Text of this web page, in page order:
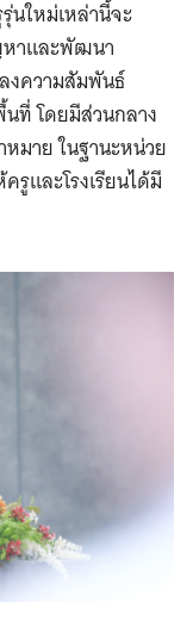
นใหม่เหล่านี้จะ
หาและพัฒนา
งความสัมพันธ์
นที่ โดยมีส่วนกลาง
มาย ในฐานะหน่วย
และโรงเรียนได้มี